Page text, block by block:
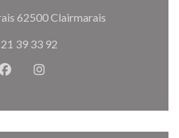
62500 Clairmarais
39 33 92
Facebook ((abre numa nova
Instagram ((abre numa